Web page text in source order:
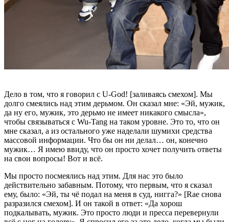
Дело в том, что я говорил с U-God! [заливаясь смехом]. Мы
долго смеялись над этим дерьмом. Он сказал мне: «Эй, мужик,
да ну его, мужик, это дерьмо не имеет никакого смысла»,
чтобы связываться с Wu-Tang на таком уровне. Это то, что он
мне сказал, а из остального уже наделали шумихи средства
массовой информации. Что бы он ни делал… он, конечно
мужик… Я имею ввиду, что он просто хочет получить ответы
на свои вопросы! Вот и всё.
Мы просто посмеялись над этим. Для нас это было
действительно забавным. Потому, что первым, что я сказал
ему, было: «Эй, ты чё подал на меня в суд, нигга?» [Rae снова
разразился смехом]. И он такой в ответ: «Да хорош
подкалывать, мужик. Это просто люди и пресса перевернули